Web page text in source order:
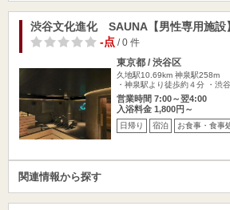
渋谷文化進化 SAUNA【男性専用施設】
-点/ 0 件
東京都 / 渋谷区
久地駅10.69km 神泉駅258m
・神泉駅より徒歩約４分 ・渋
営業時間 7:00～翌4:00
入浴料金 1,800円～
日帰り 宿泊 お食事・食事
関連情報から探す